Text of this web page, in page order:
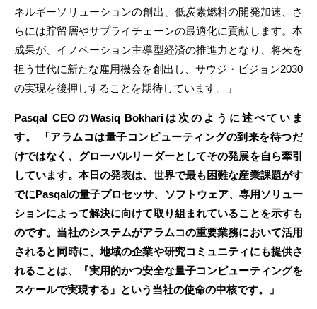
ネルギーソリューションの創出、低炭素燃料の開発加速、さ
らには貯留層やサプライチェーンの最適化に貢献します。本
成果が、イノベーション主導型経済の推進力となり、将来を
担う世代に新たな雇用機会を創出し、サウジ・ビジョン2030
の実現を後押しすることを期待しています。」
Pasqal CEO のWasiq Bokhari は次のように述べていま
す。
「アラムコは量子コンピューティングの到来を待つだ
けではなく、グローバルリーダーとしてその発展を自ら牽引
しています。本日の発表は、世界で最も困難な産業課題がす
でにPasqalの量子プロセッサ、ソフトウェア、専用ソリュー
ションによって解決に向けて取り組まれていることを示すも
のです。当社のシステムがアラムコの重要業務において活用
されると同時に、地域の企業や研究コミュニティにも提供さ
れることは、『実用的かつ安全な量子コンピューティングを
スケールで実現する』という当社の使命の中核です。」